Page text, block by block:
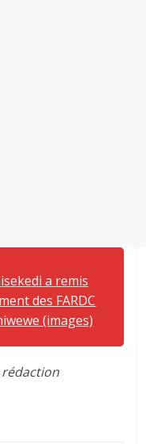
a remis
des FARDC
(images)